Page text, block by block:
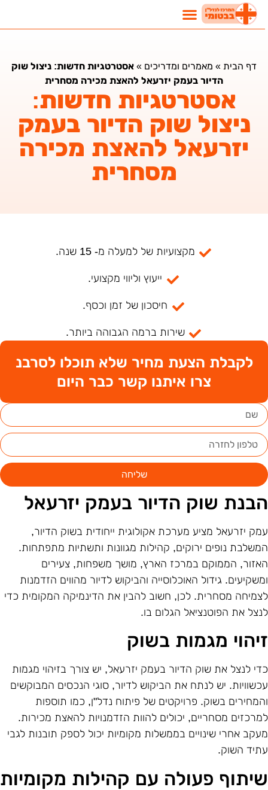
דף הבית»מאמרים ומדריכים»אסטרטגיות חדשות: ניצול שוק
הדיור בעמק יזרעאל להאצת מכירה מסחרית
אסטרטגיות חדשות:
ניצול שוק הדיור בעמק
יזרעאל להאצת מכירה
מסחרית
מקצועיות של למעלה מ- 15 שנה.
ייעוץ וליווי מקצועי.
חיסכון של זמן וכסף.
שירות ברמה הגבוהה ביותר.
לקבלת הצעת מחיר שלא תוכלו לסרבנ
צרו איתנו קשר כבר היום
שליחה
שוק הדיור בעמק יזרעאל
יזרעאל מציע מערכת אקולוגית ייחודית בשוק הדיור,
נופים ירוקים, קהילות מגוונות ותשתיות מתפתחות.
הממוקם במרכז הארץ, מושך משפחות, צעירים
גידול האוכלוסייה והביקוש לדיור מהווים הזדמנות
מסחרית. לכן, חשוב להבין את הדינמיקה המקומית כדי
את הפוטנציאל הגלום בו.
מגמות בשוק
לנצל את שוק הדיור בעמק יזרעאל, יש צורך בזיהוי מגמות
יש לנתח את הביקוש לדיור, סוגי הנכסים המבוקשים
בשוק. פרויקטים של פיתוח נדל"ן, כמו תוספות
מסחריים, יכולים להוות הזדמנויות להאצת מכירות.
אחרי שינויים בממשלות מקומיות יכול לספק תובנות לגבי
השוק.
פעולה עם קהילות מקומיות